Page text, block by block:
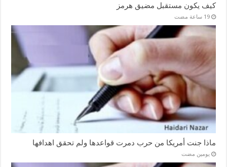
كيف يكون مستقبل مضيق هرمز
‏19 ساعة مضت
ماذا جنت أمريكا من حرب دمرت قواعدها ولم تحقق اهدافها
‏يومين مضت